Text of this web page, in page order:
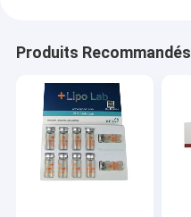
Produits Recommandés